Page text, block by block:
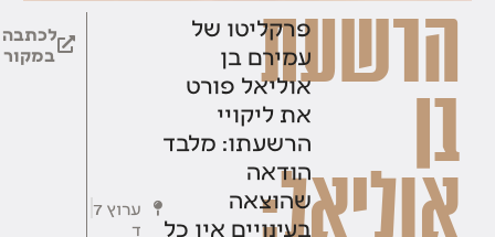
הרשעת
בן
אוליאל:
פרקליטו של
עמירם בן
אוליאל פורט
את ליקויי
הרשעתו: מלבד
הודאה
שהוצאה
בעינויים אין כל
ערוץ 7
ד
לכתבה
במקור